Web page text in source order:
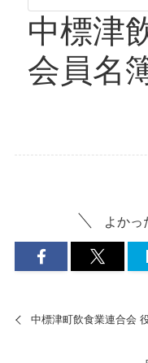
中標津
会員名
よかっ
中標津町飲食業連合会